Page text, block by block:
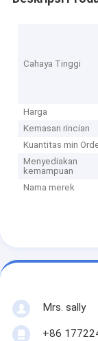
Cahaya Tinggi
Harga
Kemasan rincian
Kuantitas min
Menyediakan
kemampuan
Nama merek
Mrs. sally
+86